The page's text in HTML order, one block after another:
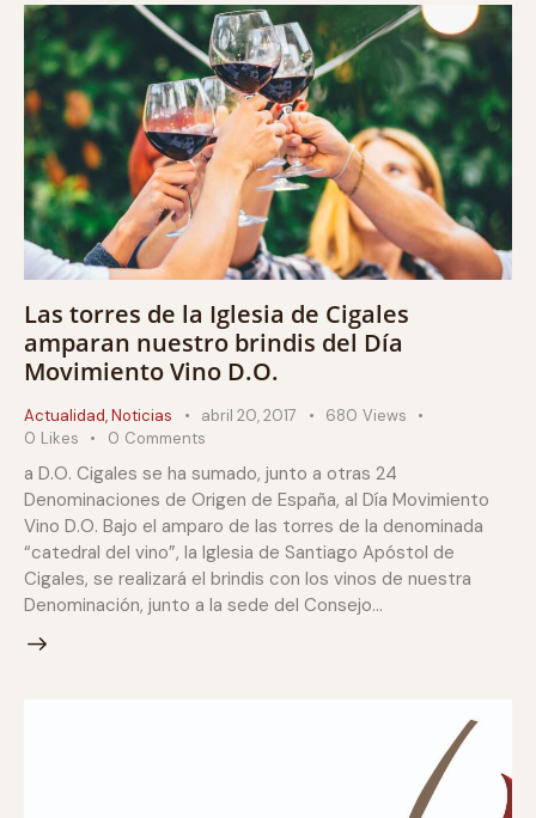
Las torres de la Iglesia de Cigales
amparan nuestro brindis del Día
Movimiento Vino D.O.
Actualidad,Noticias abril 20, 2017 680 Views
0 Likes 0 Comments
a D.O. Cigales se ha sumado, junto a otras 24
Denominaciones de Origen de España, al Día Movimiento
Vino D.O. Bajo el amparo de las torres de la denominada
“catedral del vino”, la Iglesia de Santiago Apóstol de
Cigales, se realizará el brindis con los vinos de nuestra
Denominación, junto a la sede del Consejo…